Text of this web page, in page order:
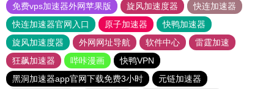
免费vps加速器外网苹果版
旋风加速度器
快连加速器
快连加速器官网入口
原子加速器
快鸭加速器
旋风加速度器
外网网址导航 软件中心
雷霆加速
狂飙加速器
哔咔漫画
快鸭VPN
黑洞加速器app官网下载免费3小时
元链加速器